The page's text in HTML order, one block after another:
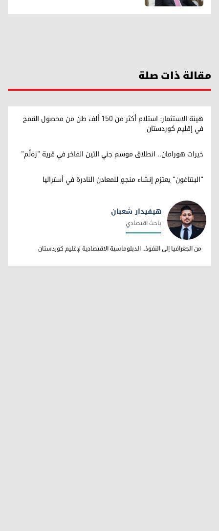
مقالة ذات صلة
هيئة الاستثمار: استلام أكثر من 150 ألف طن من محصول القمح
في إقليم كوردستان
خيرات هورامان.. انطلاق موسم جني التين الفاخر في قرية "زەڵم"
"البنتاغون" يعتزم إنشاء منجمٍ للمعادن النادرة في أستراليا
هيفيدار شعبان
هيفيدار شعبان
باحث اقتصادي
من الجغرافيا إلى النفوذ.. الدبلوماسية الاقتصادية لإقليم كوردستان